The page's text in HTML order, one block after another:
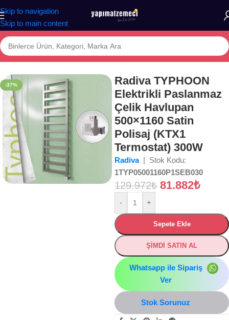
Skip to navigation
Skip to main content
/Mağaza/BANYO/İKLİMLENDİRME/Havlupanlar/Elektrikli Havlupan
-37%
Radiva TYPHOON
Elektrikli Paslanmaz
Çelik Havlupan
500×1160 Satin
Polisaj (KTX1
Termostat) 300W
Radiva | Stok Kodu:
1TYP05001160P1SEB030
129.972₺ 81.882₺
- +
Sepete Ekle
ŞİMDİ SATIN AL
Whatsapp ile Sipariş
Ver
Stok Sorunuz